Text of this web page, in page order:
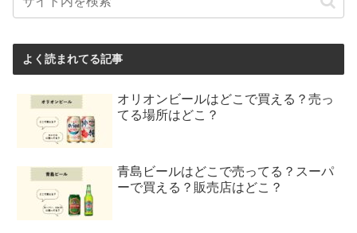
よく読まれてる記事
オリオンビールはどこで買える？売っ
てる場所はどこ？
青島ビールはどこで売ってる？スーパ
ーで買える？販売店はどこ？